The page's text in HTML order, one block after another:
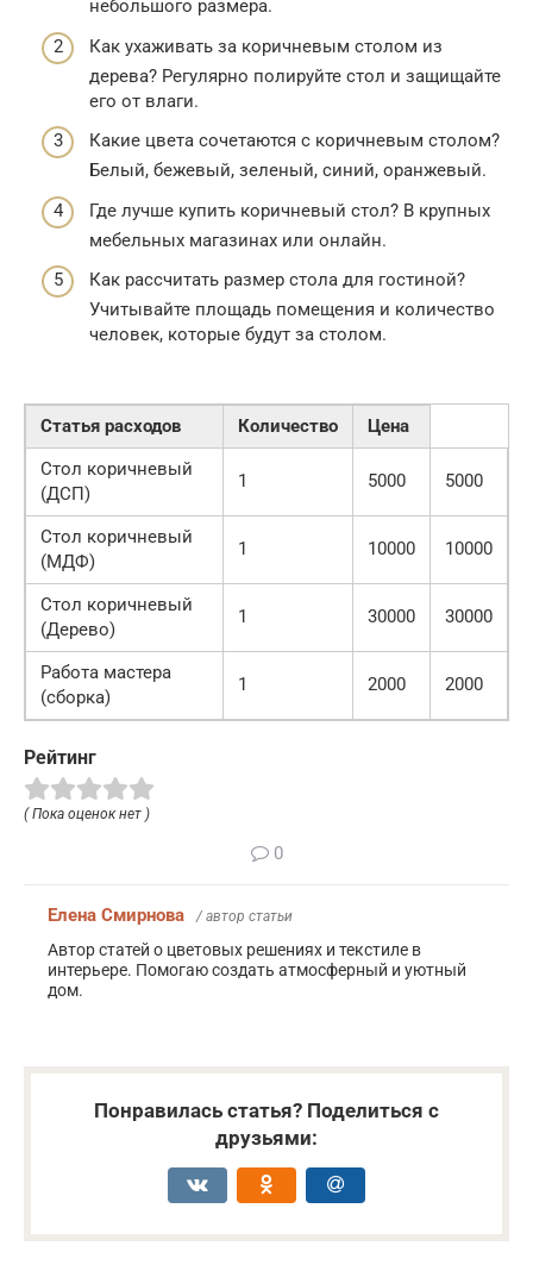
небольшого размера.
Как ухаживать за коричневым столом из
дерева? Регулярно полируйте стол и защищайте
его от влаги.
Какие цвета сочетаются с коричневым столом?
Белый, бежевый, зеленый, синий, оранжевый.
Где лучше купить коричневый стол? В крупных
мебельных магазинах или онлайн.
Как рассчитать размер стола для гостиной?
Учитывайте площадь помещения и количество
человек, которые будут за столом.
Статья расходов Количество
Цена
Стол коричневый
(ДСП)
1 5000 5000
Стол коричневый
(МДФ)
1 10000 10000
Стол коричневый
(Дерево)
1 30000 30000
Работа мастера
(сборка)
1 2000 2000
Рейтинг
( Пока оценок нет )
0
Елена Смирнова / автор статьи
Автор статей о цветовых решениях и текстиле в
интерьере. Помогаю создать атмосферный и уютный
дом.
Понравилась статья? Поделиться с
друзьями: